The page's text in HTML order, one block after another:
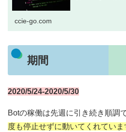
ccie-go.com
期間
2020/5/24-2020/5/30
Botの稼働は先週に引き続き順調で
度も停止せずに動いてくれていま